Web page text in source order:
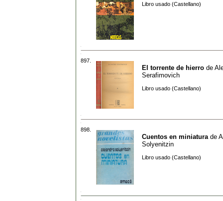
Libro usado (Castellano)
897.
El torrente de hierro de
Serafimovich
Libro usado (Castellano)
898.
Cuentos en miniatura de
Solyenitzin
Libro usado (Castellano)